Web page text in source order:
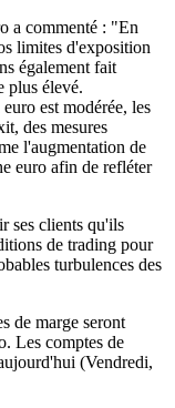
a commenté : "En
limites d'exposition
également fait
plus élevé.
est modérée, les
des mesures
l'augmentation de
euro afin de refléter
ses clients qu'ils
de trading pour
turbulences des
de marge seront
Les comptes de
(Vendredi,